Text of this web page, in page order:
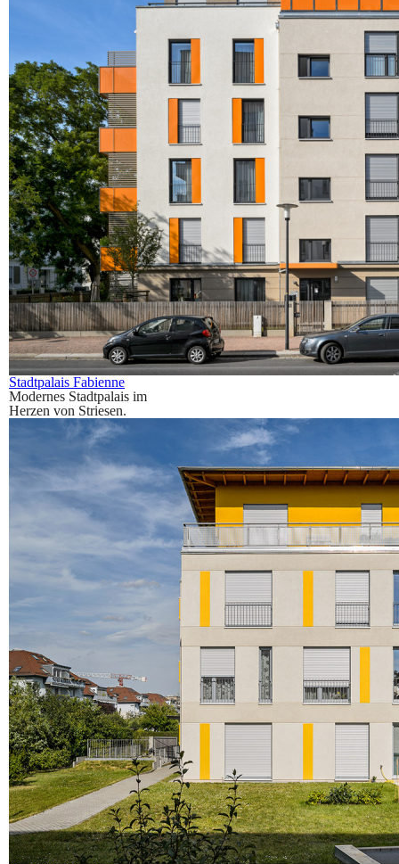
Stadtpalais Fabienne
Modernes Stadtpalais im
Herzen von Striesen.